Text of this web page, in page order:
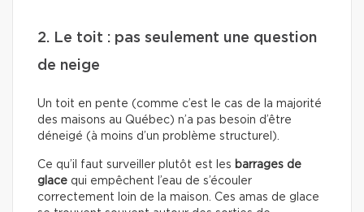
2. Le toit : pas seulement une question
de neige
Un toit en pente (comme c’est le cas de la majorité
des maisons au Québec) n’a pas besoin d’être
déneigé (à moins d’un problème structurel).
Ce qu’il faut surveiller plutôt est les barrages de
glace qui empêchent l’eau de s’écouler
correctement loin de la maison. Ces amas de glace